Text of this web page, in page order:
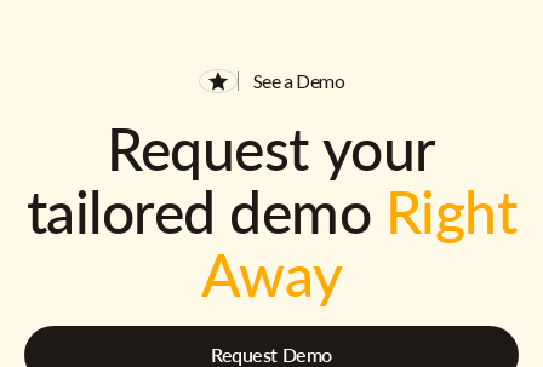
See a Demo
Request your
tailored demo Right
Away
Request Demo